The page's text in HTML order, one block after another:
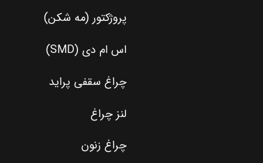
پروژکتور (مه شکن)
اس ام دی (SMD)
چراغ سقفی پراید
لنز چراغ
چراغ زنون